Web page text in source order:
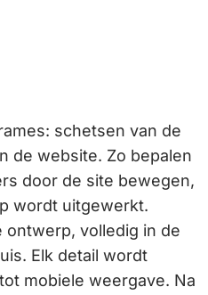
schetsen van de
de website. Zo bepalen
door de site bewegen,
wordt uitgewerkt.
ontwerp, volledig in de
Elk detail wordt
mobiele weergave. Na